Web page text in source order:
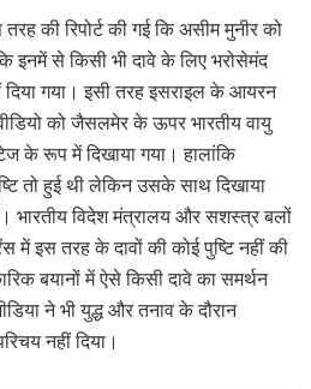
की रिपोर्ट की गई कि असीम मुनीर को
इनमें से किसी भी दावे के लिए भरोसेमंद
दिया गया। इसी तरह इसराइल के आयरन
को जैसलमेर के ऊपर भारतीय वायु
के रूप में दिखाया गया। हालांकि
तो हुई थी लेकिन उसके साथ दिखाया
भारतीय विदेश मंत्रालय और सशस्त्र बलों
इस तरह के दावों की कोई पुष्टि नहीं की
बयानों में ऐसे किसी दावे का समर्थन
ने भी युद्ध और तनाव के दौरान
नहीं दिया।